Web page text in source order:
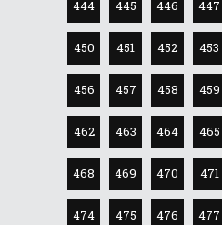
444 445 446 447
450 451 452 453
456 457 458 459
462 463 464 465
468 469 470 471
474 475 476 477